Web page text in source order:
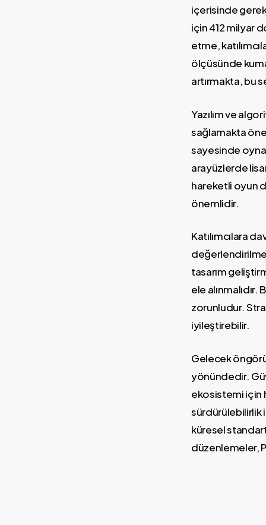
içerisinde
için 412 milyar
etme,
ölçüsünde
artırmakta, bu
Yazılım ve
sağlamakta
sayesinde
arayüzlerde
hareketli oyun
önemlidir.
Katılımcılara
tasarım
ele
zorunludur.
iyileştirebilir.
Gelecek
yönündedir.
ekosistemi için
sürdürülebilirlik
küresel
düzenlemeler,